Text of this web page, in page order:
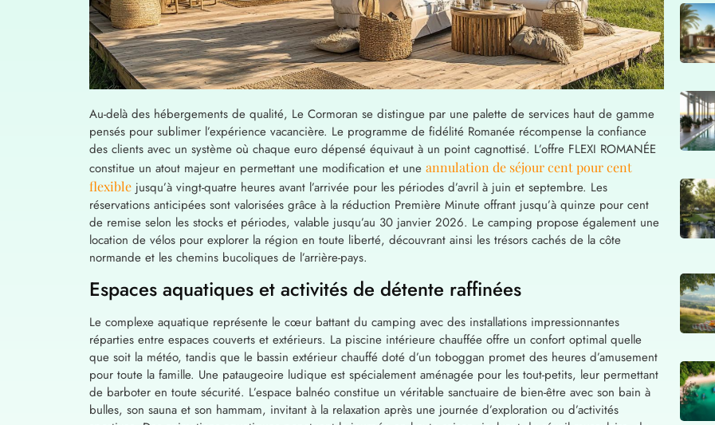
Au-delà des hébergements de qualité, Le Cormoran se distingue par une palette de services haut de gamme
pensés pour sublimer l’expérience vacancière. Le programme de fidélité Romanée récompense la confiance
des clients avec un système où chaque euro dépensé équivaut à un point cagnottisé. L’offre FLEXI ROMANÉE
constitue un atout majeur en permettant une modification et une annulation de séjour cent pour cent
flexible jusqu’à vingt-quatre heures avant l’arrivée pour les périodes d’avril à juin et septembre. Les
réservations anticipées sont valorisées grâce à la réduction Première Minute offrant jusqu’à quinze pour cent
de remise selon les stocks et périodes, valable jusqu’au 30 janvier 2026. Le camping propose également une
location de vélos pour explorer la région en toute liberté, découvrant ainsi les trésors cachés de la côte
normande et les chemins bucoliques de l’arrière-pays.
Espaces aquatiques et activités de détente raffinées
Le complexe aquatique représente le cœur battant du camping avec des installations impressionnantes
réparties entre espaces couverts et extérieurs. La piscine intérieure chauffée offre un confort optimal quelle
que soit la météo, tandis que le bassin extérieur chauffé doté d’un toboggan promet des heures d’amusement
pour toute la famille. Une pataugeoire ludique est spécialement aménagée pour les tout-petits, leur permettant
de barboter en toute sécurité. L’espace balnéo constitue un véritable sanctuaire de bien-être avec son bain à
bulles, son sauna et son hammam, invitant à la relaxation après une journée d’exploration ou d’activités